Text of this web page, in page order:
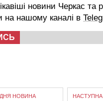
новини Черкас та
на нашому каналі в
НОВИНА